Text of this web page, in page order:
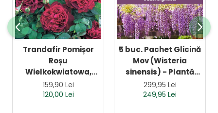
Rodiu
Trandafir Pomișor
Roșu
Wielkokwiatowa,
Butaș Tip Copac, Anul
2 (Ghiveci)
159,90 Lei
120,00 Lei
5 buc. Pachet Glicină
Mov (Wisteria
sinensis) - Plantă
Urcătoare - la Ghiveci
299,95 Lei
249,95 Lei